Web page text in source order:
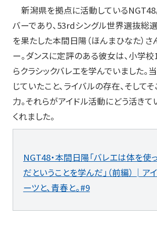
新潟県を拠点に活動しているNGT48
バーであり、53rdシングル世界選抜総
を果たした本間日陽（ほんまひなた）さ
ー。ダンスに定評のある彼女は、小学
らクラシックバレエを学んでいました。
じていたこと、ライバルの存在、そして
力。それらがアイドル活動にどう活きて
くれました。
NGT48・本間日陽「バレエは体を使
だということを学んだ」（前編）│ア
ーツと、青春と。#9